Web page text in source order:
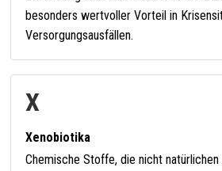
besonders wertvoller Vorteil in
Versorgungsausfällen.
X
Xenobiotika
Chemische Stoffe, die nicht natürlichen